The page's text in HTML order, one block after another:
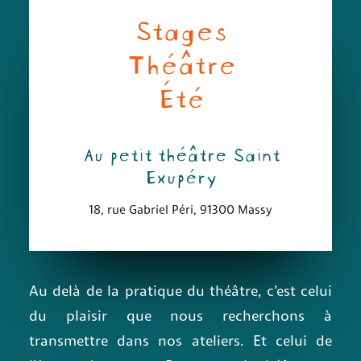
Quoi de neuf ?
Stages
Théâtre
Été
Au petit théâtre Saint
Exupéry
18, rue Gabriel Péri, 91300 Massy
Au delà de la pratique du théâtre, c’est celui
du plaisir que nous recherchons à
transmettre dans nos ateliers. Et celui de